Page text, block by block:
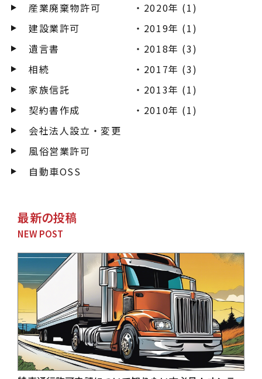
産業廃棄物許可
建設業許可
遺言書
相続
家族信託
契約書作成
会社法人設立・変更
風俗営業許可
自動車OSS
2020年 (1)
2019年 (1)
2018年 (3)
2017年 (3)
2013年 (1)
2010年 (1)
最新の投稿
NEW POST